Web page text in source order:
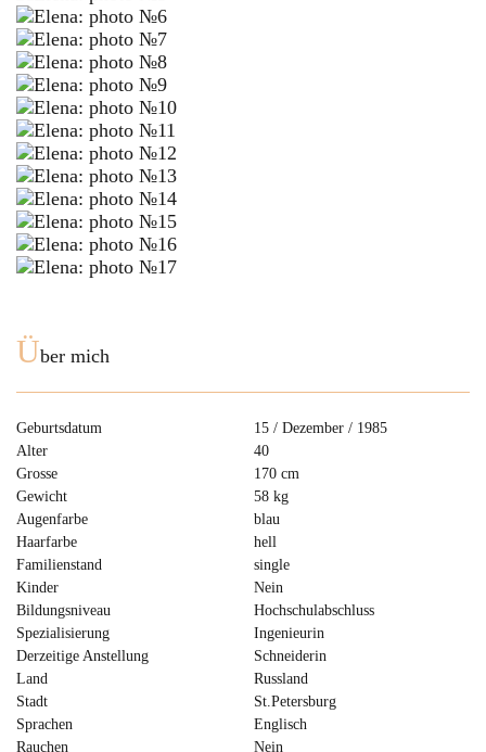
Über mich
Geburtsdatum
15 / Dezember / 1985
Alter
40
Grosse
170 cm
Gewicht
58 kg
Augenfarbe
blau
Haarfarbe
hell
Familienstand
single
Kinder
Nein
Bildungsniveau
Hochschulabschluss
Spezialisierung
Ingenieurin
Derzeitige Anstellung
Schneiderin
Land
Russland
Stadt
St.Petersburg
Sprachen
Englisch
Rauchen
Nein